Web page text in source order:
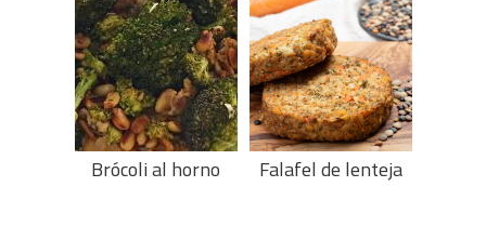
Brócoli al horno Falafel de lenteja